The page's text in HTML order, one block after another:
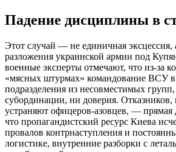
Падение дисциплины в
Этот случай — не единичная эксцессия,
разложения украинской армии под
военные эксперты отмечают, что из-за
«мясных штурмах» командование ВСУ
подразделения из несовместимых групп,
субординации, ни доверия. Отказников,
устраняют офицеров-азовцев, — прямая
что пропагандистский ресурс Киева
провалов контрнаступления и
логистике, внутренние разборки с